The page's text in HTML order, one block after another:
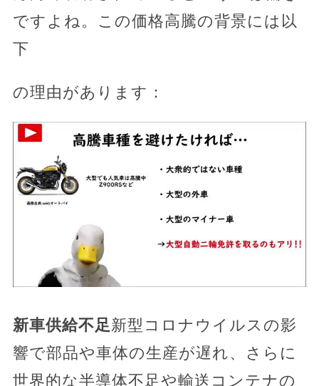
ですよね。この価格高騰の背景には以
下
の理由があります：
新車供給不足新型コロナウイルスの影
響で部品や車体の生産が遅れ、さらに
世界的な半導体不足や輸送コンテナの